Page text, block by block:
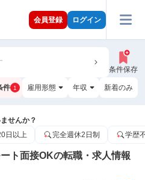
会員登録 ログイン
条件保存
件 1 雇用形態 年収 新着のみ
せんか？
日以上 完全週休2日制 学歴
ト面接OKの転職・求人情報